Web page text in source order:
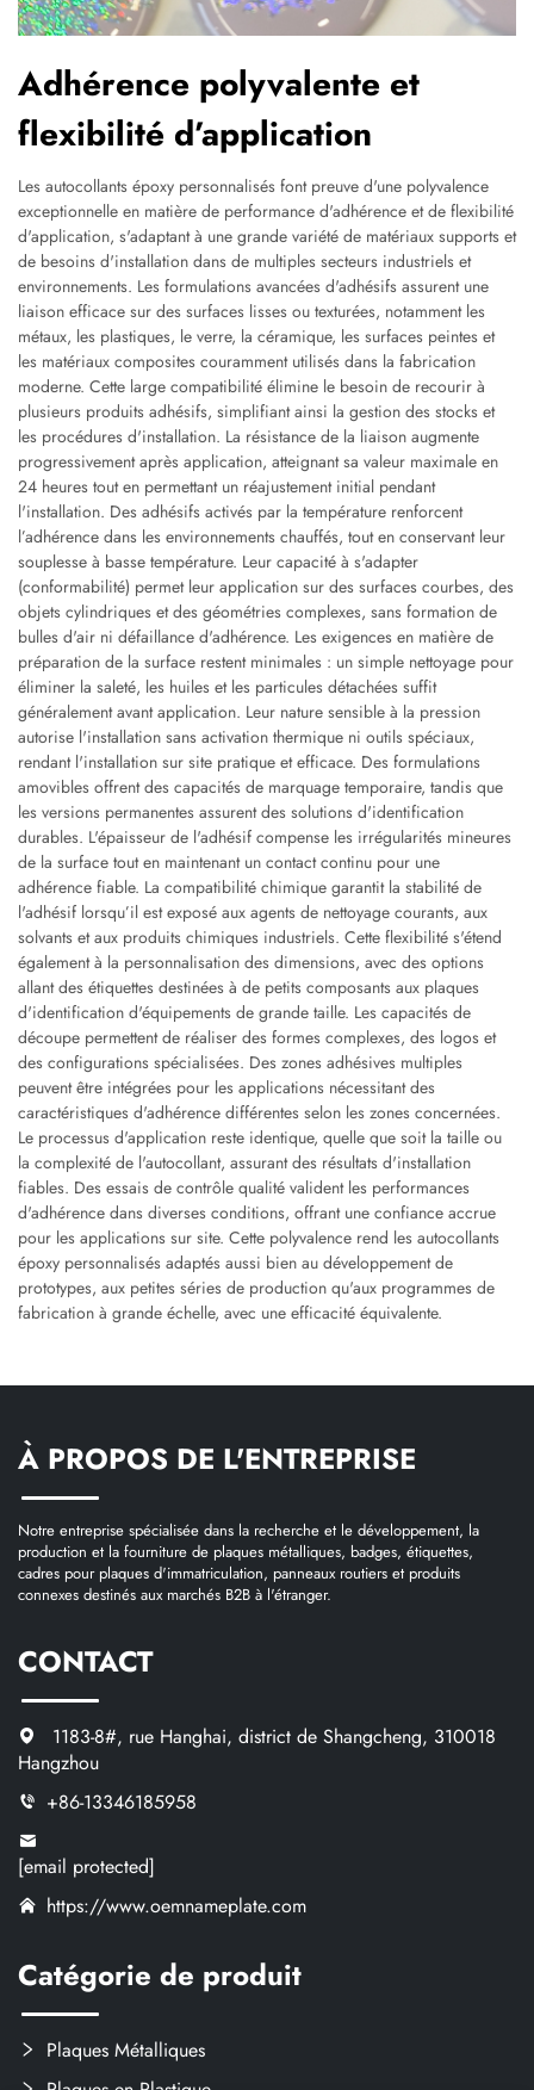
Adhérence polyvalente et
flexibilité d’application
Les autocollants époxy personnalisés font preuve d'une polyvalence
exceptionnelle en matière de performance d'adhérence et de flexibilité
d'application, s'adaptant à une grande variété de matériaux supports et
de besoins d'installation dans de multiples secteurs industriels et
environnements. Les formulations avancées d'adhésifs assurent une
liaison efficace sur des surfaces lisses ou texturées, notamment les
métaux, les plastiques, le verre, la céramique, les surfaces peintes et
les matériaux composites couramment utilisés dans la fabrication
moderne. Cette large compatibilité élimine le besoin de recourir à
plusieurs produits adhésifs, simplifiant ainsi la gestion des stocks et
les procédures d'installation. La résistance de la liaison augmente
progressivement après application, atteignant sa valeur maximale en
24 heures tout en permettant un réajustement initial pendant
l'installation. Des adhésifs activés par la température renforcent
l’adhérence dans les environnements chauffés, tout en conservant leur
souplesse à basse température. Leur capacité à s'adapter
(conformabilité) permet leur application sur des surfaces courbes, des
objets cylindriques et des géométries complexes, sans formation de
bulles d'air ni défaillance d'adhérence. Les exigences en matière de
préparation de la surface restent minimales : un simple nettoyage pour
éliminer la saleté, les huiles et les particules détachées suffit
généralement avant application. Leur nature sensible à la pression
autorise l'installation sans activation thermique ni outils spéciaux,
rendant l'installation sur site pratique et efficace. Des formulations
amovibles offrent des capacités de marquage temporaire, tandis que
les versions permanentes assurent des solutions d'identification
durables. L'épaisseur de l'adhésif compense les irrégularités mineures
de la surface tout en maintenant un contact continu pour une
adhérence fiable. La compatibilité chimique garantit la stabilité de
l'adhésif lorsqu’il est exposé aux agents de nettoyage courants, aux
solvants et aux produits chimiques industriels. Cette flexibilité s'étend
également à la personnalisation des dimensions, avec des options
allant des étiquettes destinées à de petits composants aux plaques
d'identification d'équipements de grande taille. Les capacités de
découpe permettent de réaliser des formes complexes, des logos et
des configurations spécialisées. Des zones adhésives multiples
peuvent être intégrées pour les applications nécessitant des
caractéristiques d'adhérence différentes selon les zones concernées.
Le processus d'application reste identique, quelle que soit la taille ou
la complexité de l'autocollant, assurant des résultats d'installation
fiables. Des essais de contrôle qualité valident les performances
d'adhérence dans diverses conditions, offrant une confiance accrue
pour les applications sur site. Cette polyvalence rend les autocollants
époxy personnalisés adaptés aussi bien au développement de
prototypes, aux petites séries de production qu'aux programmes de
fabrication à grande échelle, avec une efficacité équivalente.
À PROPOS DE L'ENTREPRISE
Notre entreprise spécialisée dans la recherche et le développement, la
production et la fourniture de plaques métalliques, badges, étiquettes,
cadres pour plaques d'immatriculation, panneaux routiers et produits
connexes destinés aux marchés B2B à l'étranger.
CONTACT
1183-8#, rue Hanghai, district de Shangcheng, 310018
Hangzhou
+86-13346185958
[email protected]
https://www.oemnameplate.com
Catégorie de produit
Plaques Métalliques